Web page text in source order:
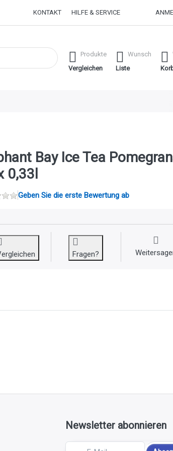
KONTAKT HILFE & SERVICE
erste Ergebnisse. Drücken Sie die
Produkte
Vergleichen
Wunsch
Liste
Bay Ice Tea
0,33l
Geben Sie die erste Bewertung ab
Fragen?
Newsletter abonnieren